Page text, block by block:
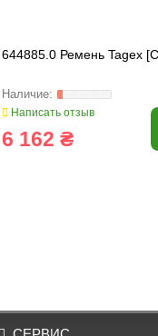
644885.0 Ремень Tagex
Написать отзыв
6 162 ₴